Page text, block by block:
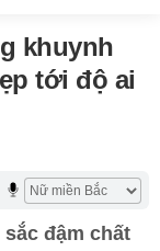
khuynh
tới độ ai
đậm chất